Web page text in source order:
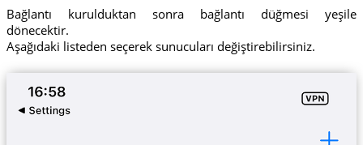
Bağlantı kurulduktan sonra bağlantı düğmesi yeşile
dönecektir.
Aşağıdaki listeden seçerek sunucuları değiştirebilirsiniz.